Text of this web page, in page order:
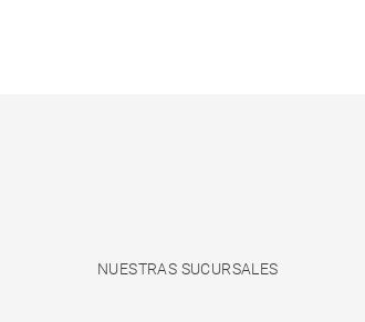
NUESTRAS SUCURSALES